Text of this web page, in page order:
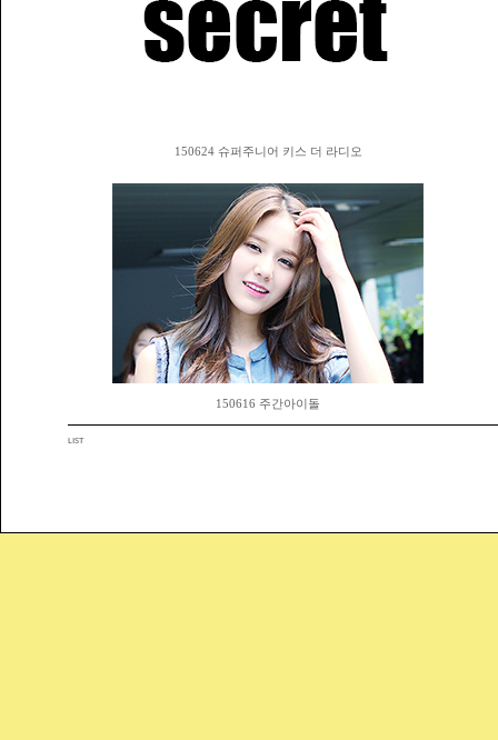
150624 슈퍼주니어 키스 더 라디오
150616 주간아이돌
LIST